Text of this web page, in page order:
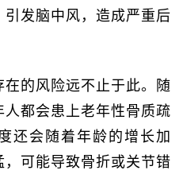
发脑中风，造成严重后
的风险远不止于此。随
都会患上老年性骨质疏
还会随着年龄的增长加
可能导致骨折或关节错